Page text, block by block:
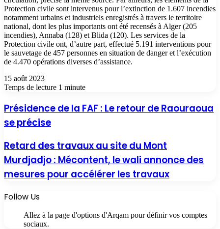
Protection civile sont intervenus pour l’extinction de 1.607 incendies
notamment urbains et industriels enregistrés à travers le territoire
national, dont les plus importants ont été recensés à Alger (205
incendies), Annaba (128) et Blida (120). Les services de la
Protection civile ont, d’autre part, effectué 5.191 interventions pour
le sauvetage de 457 personnes en situation de danger et l’exécution
de 4.470 opérations diverses d’assistance.
15 août 2023
Temps de lecture 1 minute
Présidence de la FAF : Le retour de Raouraoua
se précise
Retard des travaux au site du Mont
Murdjadjo : Mécontent, le wali annonce des
mesures pour accélérer les travaux
Follow Us
Allez à la page d'options d'Arqam pour définir vos comptes
sociaux.